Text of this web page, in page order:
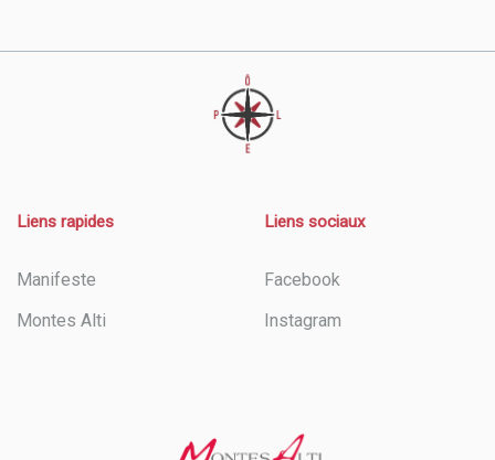
Liens rapides
Manifeste
Montes Alti
Liens sociaux
Facebook
Instagram